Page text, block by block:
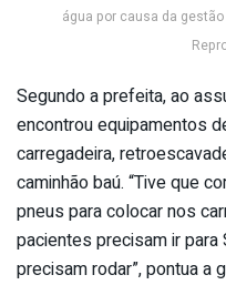
água por causa da
Segundo a prefeita, ao
encontrou equipamentos
carregadeira,
caminhão baú. “Tive que
pneus para colocar nos
pacientes precisam ir para
precisam rodar”, pontua a